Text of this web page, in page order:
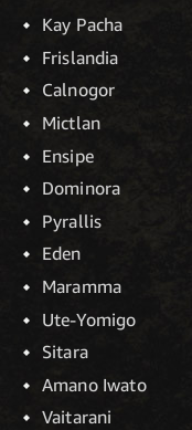
Kay Pacha
Frislandia
Calnogor
Mictlan
Ensipe
Dominora
Pyrallis
Eden
Maramma
Ute-Yomigo
Sitara
Amano Iwato
Vaitarani